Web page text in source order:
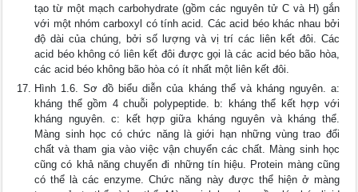
tạo từ một mạch carbohydrate (gồm các nguyên tử C và H) gắn
với một nhóm carboxyl có tính acid. Các acid béo khác nhau bởi
độ dài của chúng, bởi số lượng và vị trí các liên kết đôi. Các
acid béo không có liên kết đôi được gọi là các acid béo bão hòa,
các acid béo không bão hòa có ít nhất một liên kết đôi.
Hình 1.6. Sơ đồ biểu diễn của kháng thể và kháng nguyên. a:
kháng thể gồm 4 chuỗi polypeptide. b: kháng thể kết hợp với
kháng nguyên. c: kết hợp giữa kháng nguyên và kháng thể.
Màng sinh học có chức năng là giới hạn những vùng trao đổi
chất và tham gia vào việc vận chuyển các chất. Màng sinh học
cũng có khả năng chuyển đi những tín hiệu. Protein màng cũng
có thể là các enzyme. Chức năng này được thể hiện ở màng